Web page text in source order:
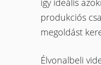
így ideális
produkciós
megoldást
Élvonalbeli